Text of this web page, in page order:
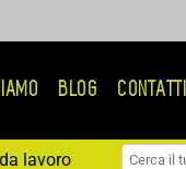
BLOG CONTATTI
lavoro